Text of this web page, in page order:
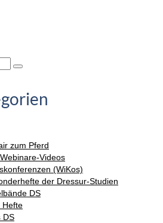
zum Pferd
Videos
(WiKos)
der Dressur-Studien
DS
Hefte
DS